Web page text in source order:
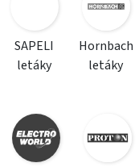
SAPELI
letáky
Hornbach
letáky